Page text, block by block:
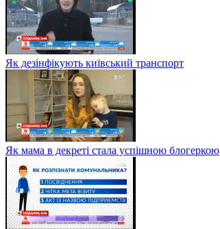
Як дезінфікують київський транспорт
Як мама в декреті стала успішною блогеркою